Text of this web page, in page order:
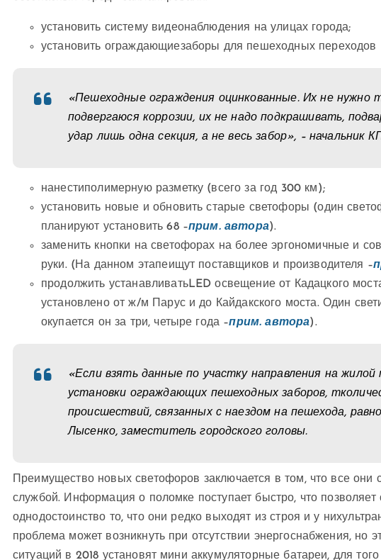
установить систему видеонаблюдения на улицах города;
установить ограждающиезаборы для пешеходных переходов
«Пешеходные ограждения оцинкованные. Их не нужно
подвергаюся коррозии, их не надо подкрашивать,
удар лишь одна секция, а не весь забор», – начальник
нанестиполимерную разметку (всего за год 300 км);
установить новые и обновить старые светофоры (один
планируют установить 68 –прим. автора).
заменить кнопки на светофорах на более эргономичные и
руки. (На данном этапеищут поставщиков и производителя –
продолжить устанавливатьLED освещение от Кадацкого
установлено от ж/м Парус и до Кайдакского моста. Один
окупается он за три, четыре года –прим. автора).
«Если взять данные по участку направления на жилой
установки ограждающих пешеходных заборов,
происшествий, связанных с наездом на пешехода,
Лысенко, заместитель городского головы.
Преимущество новых светофоров заключается в том, что все они
службой. Информация о поломке поступает быстро, что
однодостоинство то, что они редко выходят из строя и у
проблема может возникнуть при отсутствии энергоснабжения, но
ситуаций в 2018 установят мини аккумуляторные батареи, для